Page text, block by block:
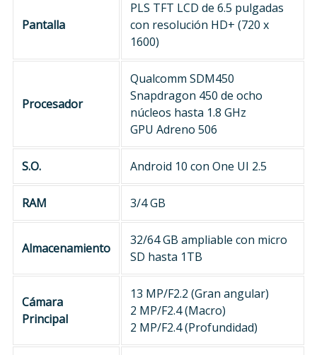
Pantalla
PLS TFT LCD de 6.5 pulgadas
con resolución HD+ (720 x
1600)
Procesador
Qualcomm SDM450
Snapdragon 450 de ocho
núcleos hasta 1.8 GHz
GPU Adreno 506
S.O. Android 10 con One UI 2.5
RAM 3/4 GB
Almacenamiento
32/64 GB ampliable con micro
SD hasta 1TB
Cámara
Principal
13 MP/F2.2 (Gran angular)
2 MP/F2.4 (Macro)
2 MP/F2.4 (Profundidad)